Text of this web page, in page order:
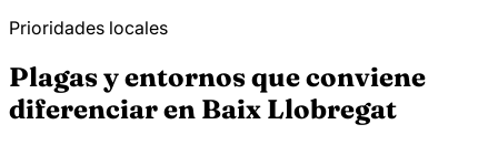
Prioridades locales
Plagas y entornos que conviene
diferenciar en Baix Llobregat